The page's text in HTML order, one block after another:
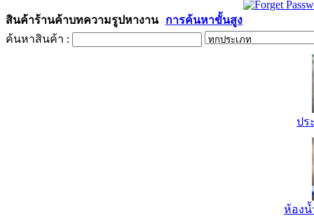
สินค้าร้านค้าบทความรูปหางาน
การค้นหาขั้นสูง
ค้นหาสินค้า :
ปร
ห้องน้